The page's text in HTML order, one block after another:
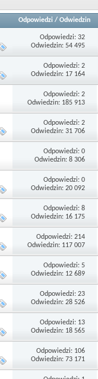
Odpowiedzi/ Odwiedzin
Odpowiedzi: 32
Odwiedzin: 54 495
Odpowiedzi: 2
Odwiedzin: 17 164
Odpowiedzi: 2
Odwiedzin: 185 913
Odpowiedzi: 2
Odwiedzin: 31 706
Odpowiedzi: 0
Odwiedzin: 8 306
Odpowiedzi: 0
Odwiedzin: 20 092
Odpowiedzi: 8
Odwiedzin: 16 175
Odpowiedzi: 214
Odwiedzin: 117 007
Odpowiedzi: 5
Odwiedzin: 12 689
Odpowiedzi: 23
Odwiedzin: 28 526
Odpowiedzi: 13
Odwiedzin: 18 565
Odpowiedzi: 106
Odwiedzin: 73 171